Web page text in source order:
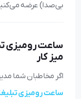
بی‌صدا) عرضه
ساعت رومیزی
میز کار
اگر مخاطبان شما
ساعت رومیزی